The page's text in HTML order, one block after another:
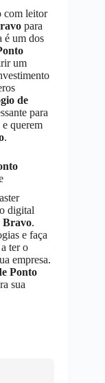
com leitor
para
é um dos
um
de
para
querem
.
digital
Bravo.
e faça
ter o
empresa.
Ponto
sua